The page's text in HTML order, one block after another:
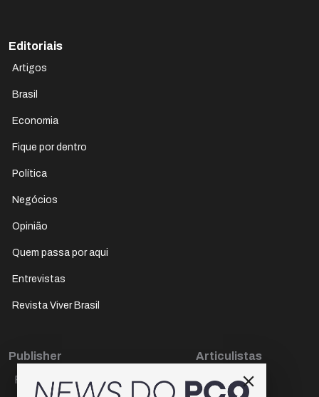
Editoriais
Artigos
Brasil
Economia
Fique por dentro
Política
Negócios
Opinião
Quem passa por aqui
Entrevistas
Revista Viver Brasil
Publisher
Paulo Cesar de Oliveira
Articulistas
Décio Freire